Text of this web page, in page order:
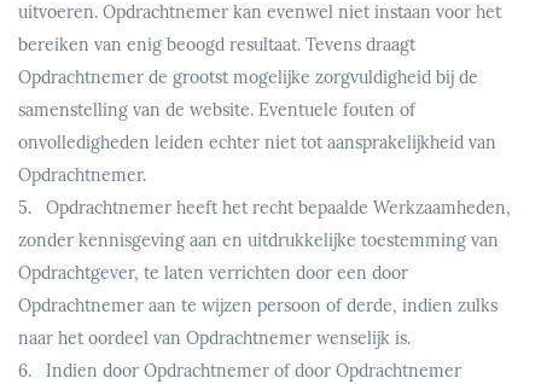
uitvoeren. Opdrachtnemer kan evenwel niet instaan voor het
bereiken van enig beoogd resultaat. Tevens draagt
Opdrachtnemer de grootst mogelijke zorgvuldigheid bij de
samenstelling van de website. Eventuele fouten of
onvolledigheden leiden echter niet tot aansprakelijkheid van
Opdrachtnemer.
5. Opdrachtnemer heeft het recht bepaalde Werkzaamheden,
zonder kennisgeving aan en uitdrukkelijke toestemming van
Opdrachtgever, te laten verrichten door een door
Opdrachtnemer aan te wijzen persoon of derde, indien zulks
naar het oordeel van Opdrachtnemer wenselijk is.
6. Indien door Opdrachtnemer of door Opdrachtnemer